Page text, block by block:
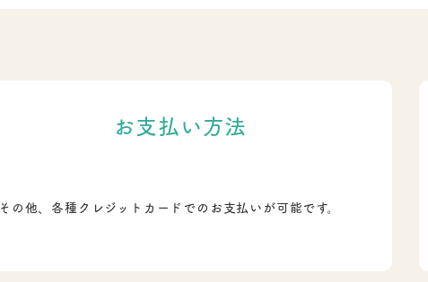
お支払い方法
その他、各種クレジットカードでのお支払いが可能です。